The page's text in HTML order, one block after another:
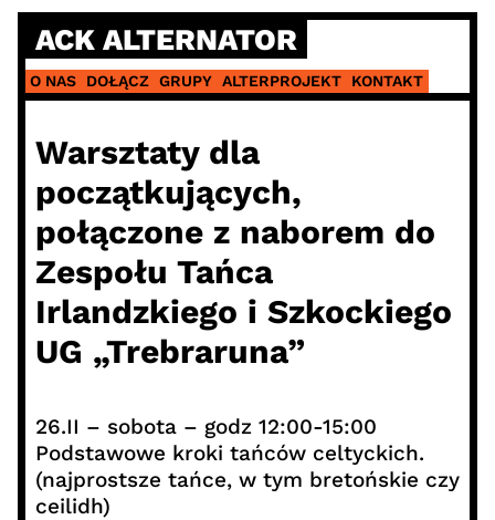
Skip
content
ACK ALTERNATOR
O NAS DOŁĄCZ GRUPY ALTERPROJEKT KONTAKT
Warsztaty dla
początkujących,
połączone z naborem do
Zespołu Tańca
Irlandzkiego i Szkockiego
UG „Trebraruna”
26.II – sobota – godz 12:00-15:00
Podstawowe kroki tańców celtyckich.
(najprostsze tańce, w tym bretońskie czy
ceilidh)